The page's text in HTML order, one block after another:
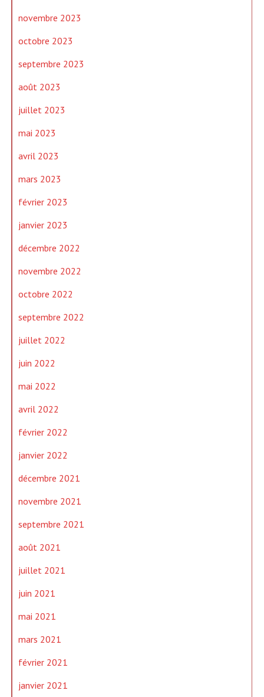
novembre 2023
octobre 2023
septembre 2023
août 2023
juillet 2023
mai 2023
avril 2023
mars 2023
février 2023
janvier 2023
décembre 2022
novembre 2022
octobre 2022
septembre 2022
juillet 2022
juin 2022
mai 2022
avril 2022
février 2022
janvier 2022
décembre 2021
novembre 2021
septembre 2021
août 2021
juillet 2021
juin 2021
mai 2021
mars 2021
février 2021
janvier 2021